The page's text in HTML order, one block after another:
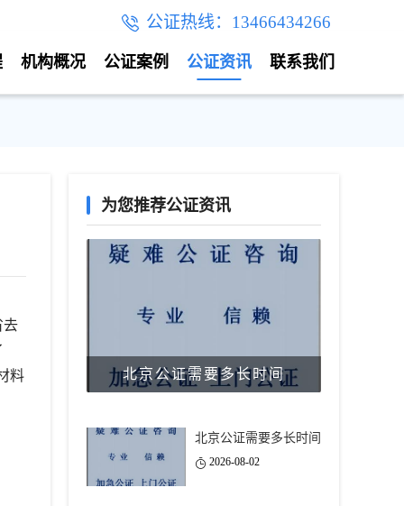
公证热线：13466434266
联系我们
公证资讯
公证案例
机构概况
去
料
为您推荐公证资讯
北京公证需要多长时间
北京公证需要多长时间
2026-08-02